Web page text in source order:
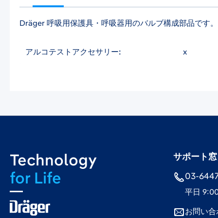
Dräger 呼吸用保護具・呼吸器用のバルブ構成部品です
アルコテストアクセサリー: x
Technology
for Life
サポート
03-
平日
お問い